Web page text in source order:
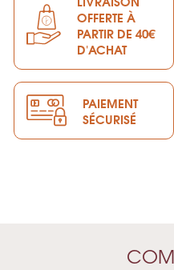
OFFERTE À
PARTIR DE 40€
D'ACHAT
PAIEMENT
SÉCURISÉ